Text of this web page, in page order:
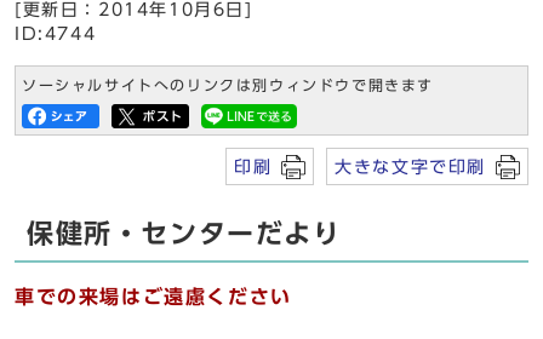
[更新日：2014年10月6日]
ID:4744
ソーシャルサイトへのリンクは別ウィンドウで開きます
印刷 大きな文字で印刷
保健所・センターだより
車での来場はご遠慮ください